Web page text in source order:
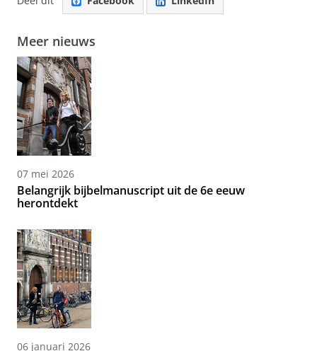
Meer nieuws
07 mei 2026
Belangrijk bijbelmanuscript uit de 6e eeuw
herontdekt
06 januari 2026